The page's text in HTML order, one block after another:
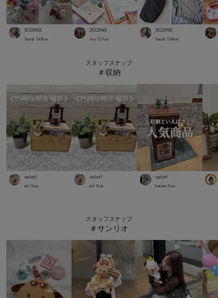
3COINS
Suu☺︎ 168cm
3COINS
aya 157cm
3COINS
Suu☺︎ 168cm
スタッフスナップ
＃収納
salut!
mii 0cm
salut!
mii 0cm
salut!
haruno 0cm
スタッフスナップ
＃サンリオ